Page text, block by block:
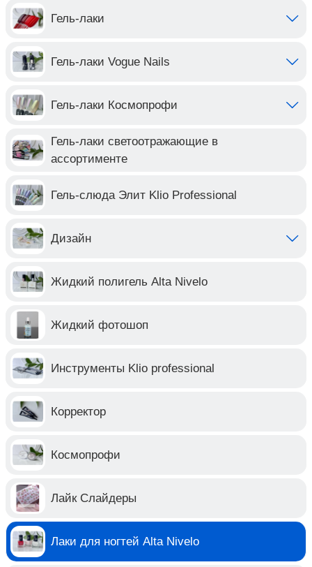
Гель-лаки
Гель-лаки Vogue Nails
Гель-лаки Космопрофи
Гель-лаки светоотражающие в
ассортименте
Гель-слюда Элит Klio Professional
Дизайн
Жидкий полигель Alta Nivelo
Жидкий фотошоп
Инструменты Klio professional
Корректор
Космопрофи
Лайк Слайдеры
Лаки для ногтей Alta Nivelo